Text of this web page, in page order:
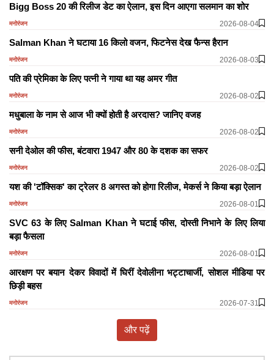
Bigg Boss 20 की रिलीज डेट का ऐलान, इस दिन आएगा सलमान का शोर
मनोरंजन 2026-08-04
Salman Khan ने घटाया 16 किलो वजन, फिटनेस देख फैन्स हैरान
मनोरंजन 2026-08-03
पति की प्रेमिका के लिए पत्नी ने गाया था यह अमर गीत
मनोरंजन 2026-08-02
मधुबाला के नाम से आज भी क्यों होती है अरदास? जानिए वजह
मनोरंजन 2026-08-02
सनी देओल की फीस, बंटवारा 1947 और 80 के दशक का सफर
मनोरंजन 2026-08-02
यश की 'टॉक्सिक' का ट्रेलर 8 अगस्त को होगा रिलीज, मेकर्स ने किया बड़ा ऐलान
मनोरंजन 2026-08-01
SVC 63 के लिए Salman Khan ने घटाई फीस, दोस्ती निभाने के लिए लिया
बड़ा फैसला
मनोरंजन 2026-08-01
आरक्षण पर बयान देकर विवादों में घिरीं देवोलीना भट्टाचार्जी, सोशल मीडिया पर
छिड़ी बहस
मनोरंजन 2026-07-31
और पढ़ें